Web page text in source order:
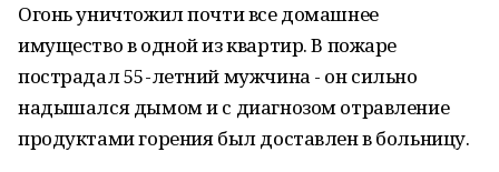
Огонь уничтожил почти все домашнее
имущество в одной из квартир. В пожаре
пострадал 55-летний мужчина - он сильно
надышался дымом и с диагнозом отравление
продуктами горения был доставлен в больницу.